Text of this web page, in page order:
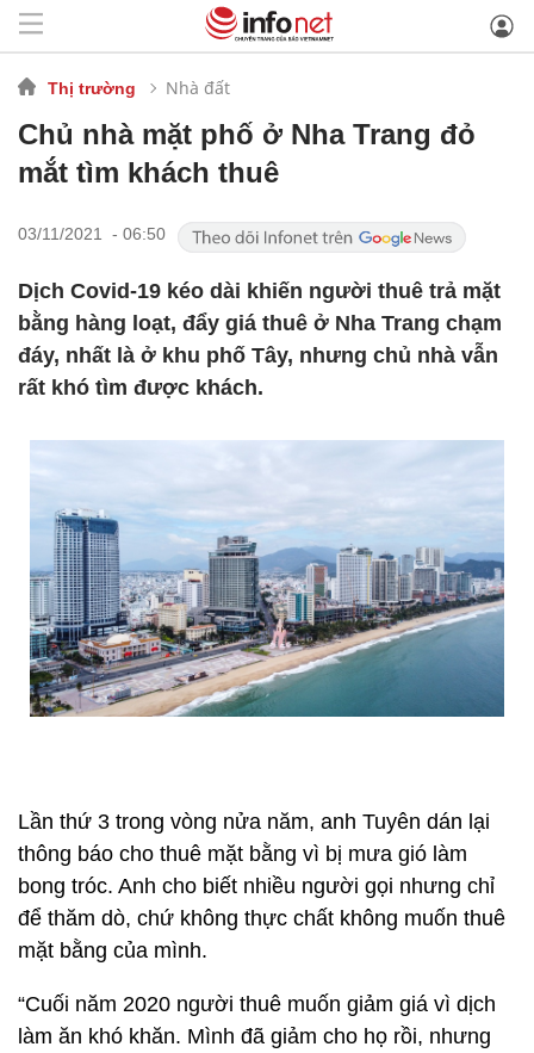
Thị trường Nhà đất
Chủ nhà mặt phố ở Nha Trang đỏ
mắt tìm khách thuê
03/11/2021 - 06:50
Dịch Covid-19 kéo dài khiến người thuê trả mặt
bằng hàng loạt, đẩy giá thuê ở Nha Trang chạm
đáy, nhất là ở khu phố Tây, nhưng chủ nhà vẫn
rất khó tìm được khách.
Lần thứ 3 trong vòng nửa năm, anh Tuyên dán lại
thông báo cho thuê mặt bằng vì bị mưa gió làm
bong tróc. Anh cho biết nhiều người gọi nhưng chỉ
để thăm dò, chứ không thực chất không muốn thuê
mặt bằng của mình.
“Cuối năm 2020 người thuê muốn giảm giá vì dịch
làm ăn khó khăn. Mình đã giảm cho họ rồi, nhưng